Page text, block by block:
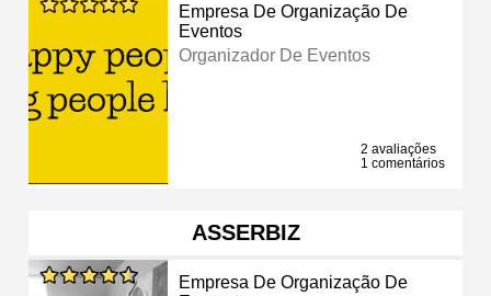
Empresa De Organização De
Eventos
Organizador De Eventos
2 avaliações
1 comentários
ASSERBIZ
Empresa De Organização De